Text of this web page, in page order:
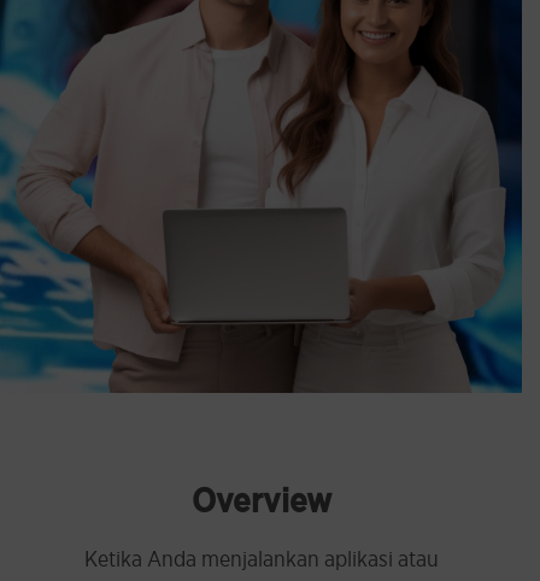
Overview
Ketika Anda menjalankan aplikasi atau